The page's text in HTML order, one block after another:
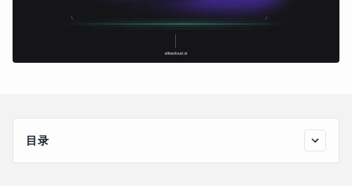
目录
2026 年度巅峰之作前 4 名：详细评测